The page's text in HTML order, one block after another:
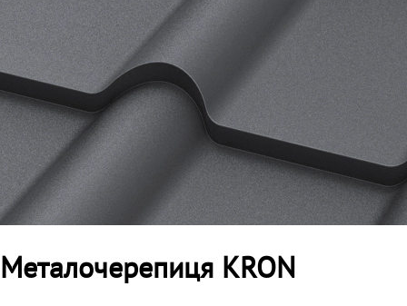
Металочерепиця KRON